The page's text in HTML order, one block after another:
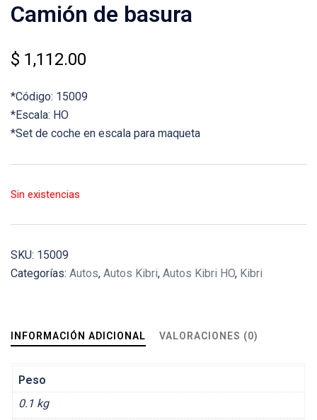
Camión de basura
$ 1,112.00
*Código: 15009
*Escala: HO
*Set de coche en escala para maqueta
Sin existencias
SKU: 15009
Categorías: Autos, Autos Kibri, Autos Kibri HO, Kibri
INFORMACIÓN ADICIONAL VALORACIONES (0)
Peso
0.1 kg